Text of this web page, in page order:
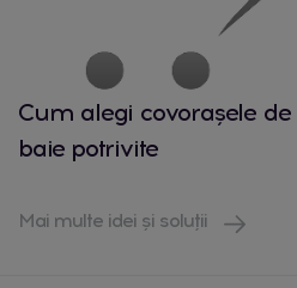
Cum alegi covorașele de
baie potrivite
Mai multe idei și soluții